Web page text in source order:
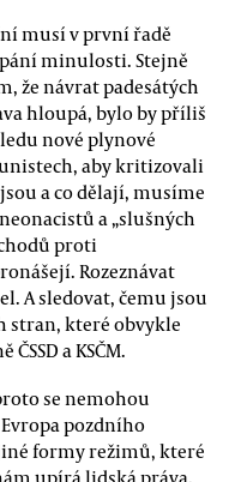
musí v první řadě
minulosti. Stejně
že návrat padesátých
hloupá, bylo by příliš
nové plynové
aby kritizovali
a co dělají, musíme
a „slušných
proti
Rozeznávat
A sledovat, čemu jsou
stran, které obvykle
a KSČM.
se nemohou
pozdního
formy režimů, které
upírá lidská práva.